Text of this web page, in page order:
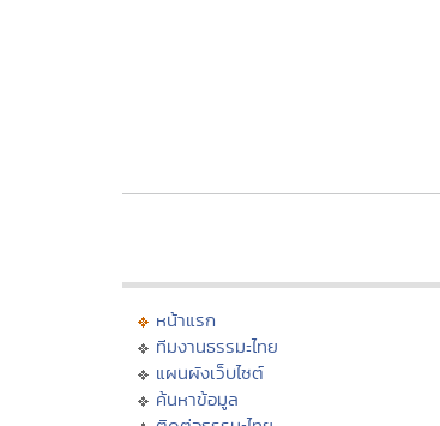
หน้าแรก
ทีมงานธรรมะไทย
แผนผังเว็บไซต์
ค้นหาข้อมูล